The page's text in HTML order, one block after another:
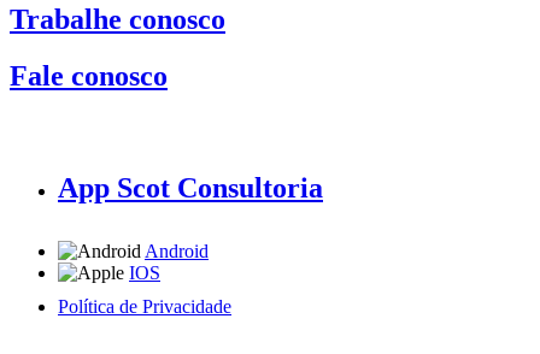
Trabalhe conosco
Fale conosco
App Scot Consultoria
Android
IOS
Política de Privacidade